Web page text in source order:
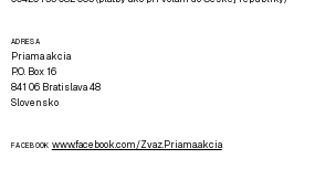
ADRESA
Priama akcia
P.O. Box 16
841 06 Bratislava 48
Slovensko
FACEBOOK www.facebook.com/Zvaz.Priama.akcia